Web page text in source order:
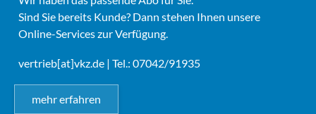
Sind Sie bereits Kunde? Dann stehen Ihnen unsere
Online-Services zur Verfügung.
vertrieb[at]vkz.de | Tel.: 07042/91935
mehr erfahren